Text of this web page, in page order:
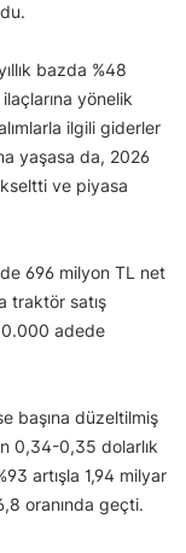
bazda %48
yönelik
ilgili giderler
yaşasa da, 2026
ve piyasa
696 milyon TL net
traktör satış
adede
başına düzeltilmiş
0,34-0,35 dolarlık
artışla 1,94 milyar
oranında geçti.